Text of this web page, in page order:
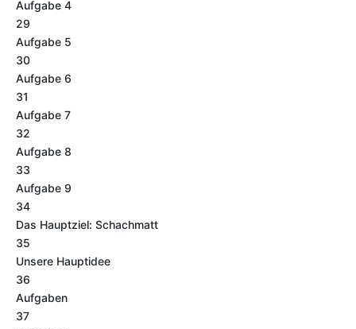
Aufgabe 4
29
Aufgabe 5
30
Aufgabe 6
31
Aufgabe 7
32
Aufgabe 8
33
Aufgabe 9
34
Das Hauptziel: Schachmatt
35
Unsere Hauptidee
36
Aufgaben
37